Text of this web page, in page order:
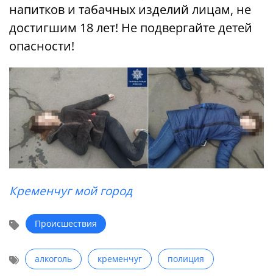
напитков и табачных изделий лицам, не
достигшим 18 лет! Не подвергайте детей
опасности!
Кременчуг мой город
Происшествия
алкоголь кременчуг полиция